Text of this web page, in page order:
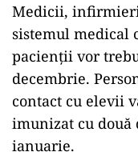
Medicii,
sistemul medical
pacienţii vor
decembrie.
contact cu elevii
imunizat cu două
ianuarie.